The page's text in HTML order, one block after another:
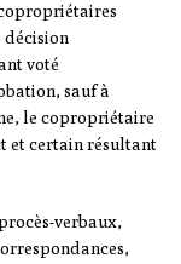
décision
voté
sauf à
le copropriétaire
et certain résultant
verbaux,